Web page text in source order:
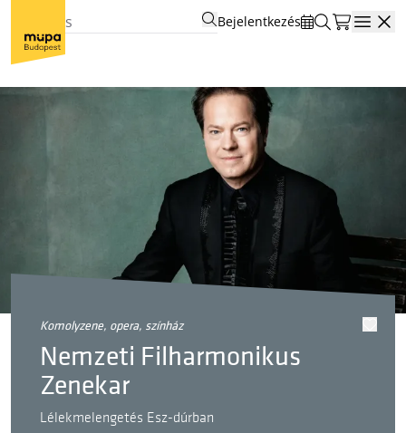
Bejelentkezés
komolyzene, opera, színház
Nemzeti Filharmonikus
Zenekar
Lélekmelengetés Esz-dúrban